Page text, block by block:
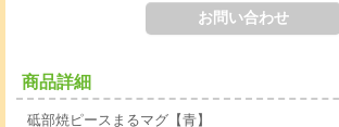
商品詳細
砥部焼ピースまるマグ【青】